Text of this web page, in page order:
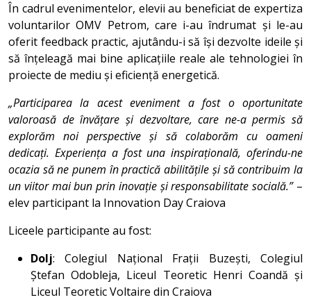
În cadrul evenimentelor, elevii au beneficiat de expertiza
voluntarilor OMV Petrom, care i-au îndrumat și le-au
oferit feedback practic, ajutându-i să își dezvolte ideile și
să înțeleagă mai bine aplicațiile reale ale tehnologiei în
proiecte de mediu și eficiență energetică.
„Participarea la acest eveniment a fost o oportunitate
valoroasă de învățare și dezvoltare, care ne-a permis să
explorăm noi perspective și să colaborăm cu oameni
dedicați. Experiența a fost una inspirațională, oferindu-ne
ocazia să ne punem în practică abilitățile și să contribuim la
un viitor mai bun prin inovație și responsabilitate socială.”–
elev participant la Innovation Day Craiova
Liceele participante au fost:
Dolj: Colegiul Național Frații Buzești, Colegiul
Ștefan Odobleja, Liceul Teoretic Henri Coandă și
Liceul Teoretic Voltaire din Craiova